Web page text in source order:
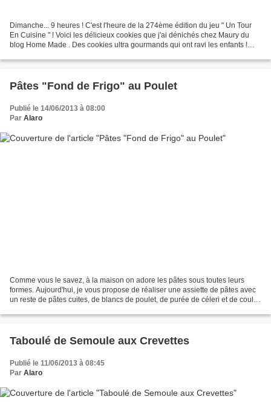
Dimanche... 9 heures ! C'est l'heure de la 274ème édition du jeu " Un Tour
En Cuisine " ! Voici les délicieux cookies que j'ai dénichés chez Maury du
blog Home Made . Des cookies ultra gourmands qui ont ravi les enfants !
Pâtes "Fond de Frigo" au Poulet
Publié le 14/06/2013 à 08:00
Par Alaro
Comme vous le savez, à la maison on adore les pâtes sous toutes leurs
formes. Aujourd'hui, je vous propose de réaliser une assiette de pâtes avec
un reste de pâtes cuites, de blancs de poulet, de purée de céleri et de coulis
Taboulé de Semoule aux Crevettes
Publié le 11/06/2013 à 08:45
Par Alaro